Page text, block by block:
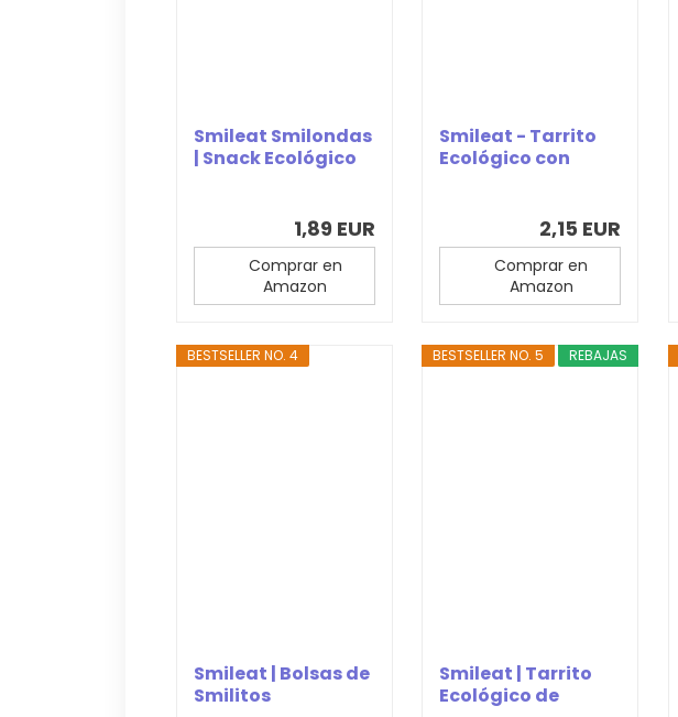
Smileat Smilondas
| Snack Ecológico
1,89 EUR
Comprar en
Amazon
Smileat - Tarrito
Ecológico con
2,15 EUR
Comprar en
Amazon
BESTSELLER NO. 4
Smileat | Bolsas de
Smilitos
REBAJAS
BESTSELLER NO. 5
Smileat | Tarrito
Ecológico de